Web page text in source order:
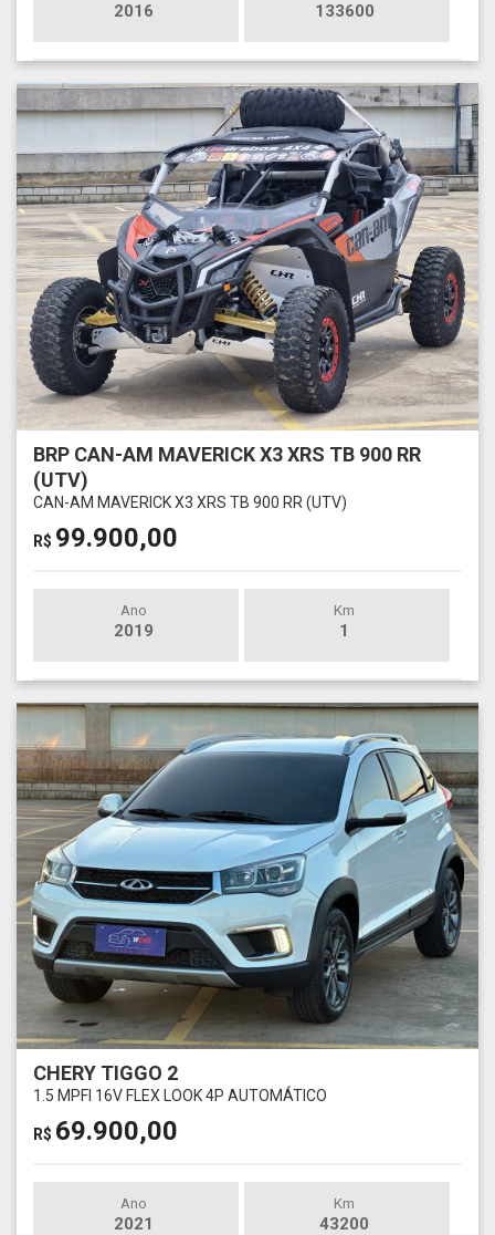
2016 133600
BRP CAN-AM MAVERICK X3 XRS TB 900 RR
(UTV)
CAN-AM MAVERICK X3 XRS TB 900 RR (UTV)
R$ 99.900,00
Ano
2019
Km
1
CHERY TIGGO 2
1.5 MPFI 16V FLEX LOOK 4P AUTOMÁTICO
R$ 69.900,00
Ano
2021
Km
43200